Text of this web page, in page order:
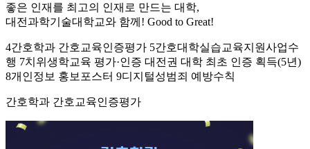
좋은 인재를 최고의 인재로 만드는 대학,
대전과학기술대학교와 함께! Good to Great!
4간호학과 간호교육인증평가 5간호대학실습교육지원사업수
행 7치위생학교육 평가·인증 대전권 대학 최초 인증 획득(5년)
8개인정보 홍보포스터 9디지털성범죄 예방수칙
간호학과 간호교육인증평가